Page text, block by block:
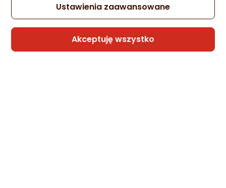
Ustawienia zaawansowane
Akceptuję wszystko